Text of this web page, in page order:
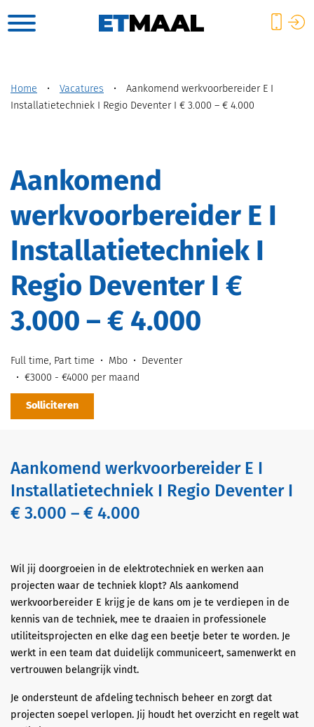
Home • Vacatures •
Aankomend werkvoorbereider E I
Installatietechniek I Regio Deventer I € 3.000 – € 4.000
Aankomend
werkvoorbereider E I
Installatietechniek I
Regio Deventer I €
3.000 – € 4.000
Full time, Part time Mbo
Deventer
€3000 - €4000 per maand
Solliciteren
Aankomend werkvoorbereider E I
Installatietechniek I Regio Deventer I
€ 3.000 – € 4.000
Wil jij doorgroeien in de elektrotechniek en werken aan
projecten waar de techniek klopt? Als aankomend
werkvoorbereider E krijg je de kans om je te verdiepen in de
kennis van de techniek, mee te draaien in professionele
utiliteitsprojecten en elke dag een beetje beter te worden. Je
werkt in een team dat duidelijk communiceert, samenwerkt en
vertrouwen belangrijk vindt.
Je ondersteunt de afdeling technisch beheer en zorgt dat
projecten soepel verlopen. Jij houdt het overzicht en regelt wat